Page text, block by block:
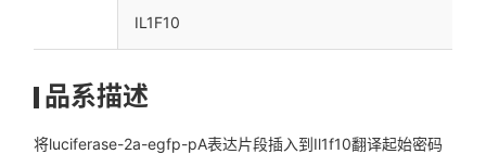
IL1F10
品系描述
将luciferase-2a-egfp-pA表达片段插入到Il1f10翻译起始密码